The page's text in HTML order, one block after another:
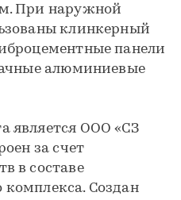
При наружной
клинкерный
панели
алюминиевые
является ООО «СЗ
за счет
в составе
Создан